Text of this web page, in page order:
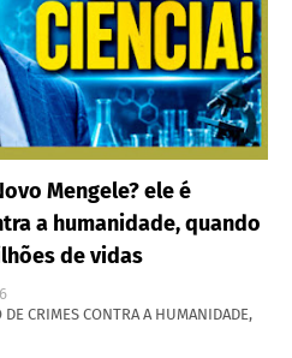
Mengele? ele é
a humanidade, quando
de vidas
DE CRIMES CONTRA A HUMANIDADE,